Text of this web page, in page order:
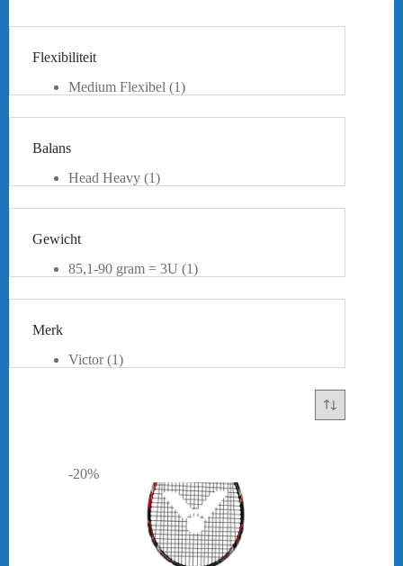
-20%
Flexibiliteit
Medium Flexibel (1)
Balans
Head Heavy (1)
Gewicht
85,1-90 gram = 3U (1)
Merk
Victor (1)